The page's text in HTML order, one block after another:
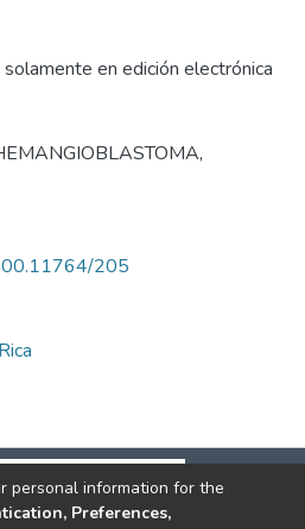
en edición electrónica
,
205
personal information for the
Preferences,